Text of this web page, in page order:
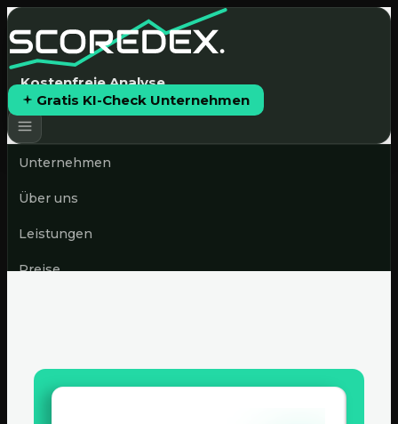
Kostenfreie Analyse
Gratis KI-Check Unternehmen
Unternehmen
Über uns
Leistungen
Preise